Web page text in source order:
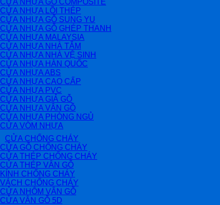
CỬA NHỰA GỖ COMPOSITE
CỬA NHỰA LÕI THÉP
CỬA NHỰA GỖ SUNG YU
CỬA NHỰA GỖ GHÉP THANH
CỬA NHỰA MALAYSIA
CỬA NHỰA NHÀ TẮM
CỬA NHỰA NHÀ VỆ SINH
CỬA NHỰA HÀN QUỐC
CỬA NHỰA ABS
CỬA NHỰA CAO CẤP
CỬA NHỰA PVC
CỬA NHỰA GIẢ GỖ
CỬA NHỰA VÂN GỖ
CỬA NHỰA PHÒNG NGỦ
CỬA VÒM NHỰA
CỬA CHỐNG CHÁY
CỬA GỖ CHỐNG CHÁY
CỬA THÉP CHỐNG CHÁY
CỬA THÉP VÂN GỖ
KÍNH CHỐNG CHÁY
VÁCH CHỐNG CHÁY
CỬA NHÔM VÂN GỖ
CỬA VÂN GỖ 5D